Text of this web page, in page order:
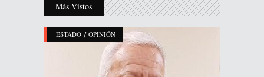
Más Vistos
ESTADO / OPINIÓN